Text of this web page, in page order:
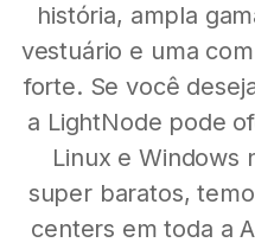
história, ampla
vestuário e uma
forte. Se você
a LightNode pode
Linux e Windows
super baratos,
centers em toda a